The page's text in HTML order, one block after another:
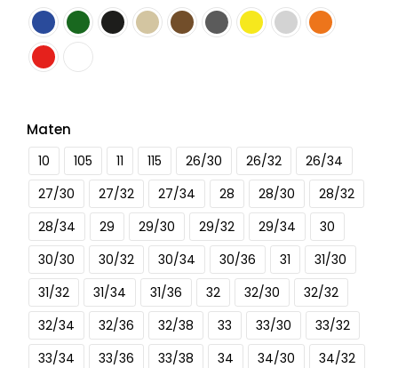
Maten
10 105 11 115 26/30 26/32
26/34
27/30
27/32 27/34 28 28/30
28/32
28/34
29 29/30 29/32 29/34
30
30/30
30/32 30/34 30/36 31
31/30
31/32
31/34 31/36 32 32/30
32/32
32/34
32/36 32/38 33 33/30
33/32
33/34
33/36 33/38 34 34/30
34/32